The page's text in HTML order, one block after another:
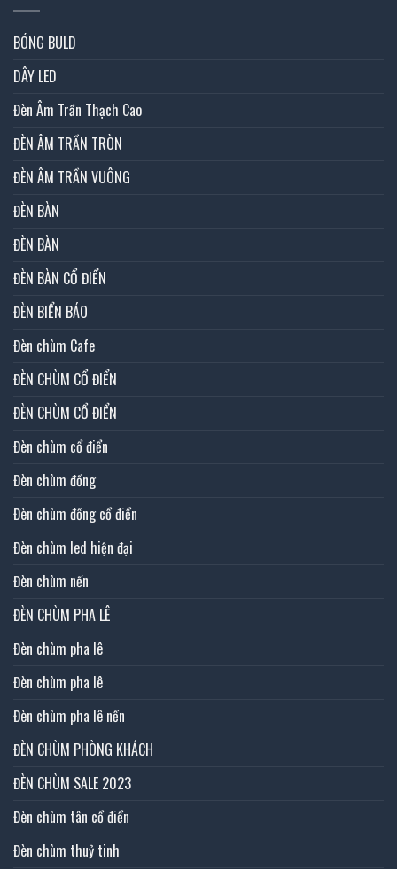
BÓNG BULD
DÂY LED
Đèn Âm Trần Thạch Cao
ĐÈN ÂM TRẦN TRÒN
ĐÈN ÂM TRẦN VUÔNG
ĐÈN BÀN
ĐÈN BÀN
ĐÈN BÀN CỔ ĐIỂN
ĐÈN BIỂN BÁO
Đèn chùm Cafe
ĐÈN CHÙM CỔ ĐIỂN
ĐÈN CHÙM CỔ ĐIỂN
Đèn chùm cổ điển
Đèn chùm đồng
Đèn chùm đồng cổ điển
Đèn chùm led hiện đại
Đèn chùm nến
ĐÈN CHÙM PHA LÊ
Đèn chùm pha lê
Đèn chùm pha lê
Đèn chùm pha lê nến
ĐÈN CHÙM PHÒNG KHÁCH
ĐÈN CHÙM SALE 2023
Đèn chùm tân cổ điển
Đèn chùm thuỷ tinh